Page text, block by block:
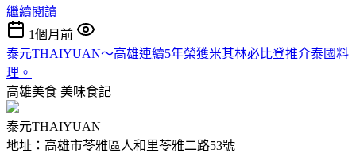
繼續閱讀
1個月前
泰元THAIYUAN～高雄連續5年榮獲米其林必比登推介泰國料
理。
高雄美食 美味食記
泰元THAIYUAN
地址：高雄市苓雅區人和里苓雅二路53號